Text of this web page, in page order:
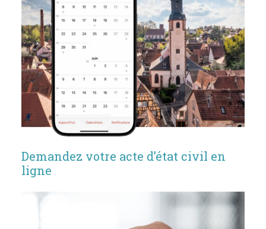
Demandez votre acte d’état civil en
ligne